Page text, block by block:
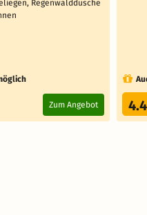
Regenwalddusche
Zum Angebot 4.4